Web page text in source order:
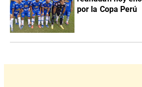
por la Copa Perú